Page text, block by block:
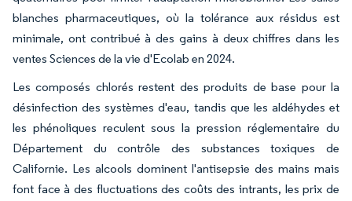
blanches pharmaceutiques, où la tolérance aux résidus est
minimale, ont contribué à des gains à deux chiffres dans les
ventes Sciences de la vie d'Ecolab en 2024.
Les composés chlorés restent des produits de base pour la
désinfection des systèmes d'eau, tandis que les aldéhydes et
les phénoliques reculent sous la pression réglementaire du
Département du contrôle des substances toxiques de
Californie. Les alcools dominent l'antisepsie des mains mais
font face à des fluctuations des coûts des intrants, les prix de